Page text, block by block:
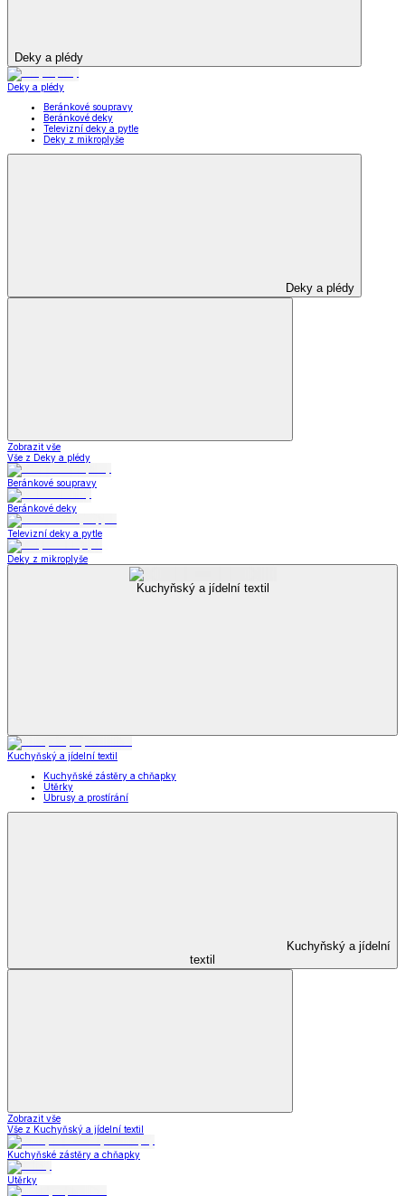
Deky a plédy
Deky a plédy
Beránkové soupravy
Beránkové deky
Televizní deky a pytle
Deky z mikroplyše
Deky a plédy
Zobrazit vše
Vše z Deky a plédy
Beránkové soupravy
Beránkové deky
Televizní deky a pytle
Deky z mikroplyše
Kuchyňský a jídelní textil
Kuchyňský a jídelní textil
Kuchyňské zástěry a chňapky
Utěrky
Ubrusy a prostírání
Kuchyňský a jídelní
textil
Zobrazit vše
Vše z Kuchyňský a jídelní textil
Kuchyňské zástěry a chňapky
Utěrky